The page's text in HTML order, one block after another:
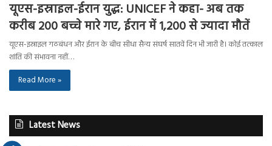
यूएस-इस्राइल-ईरान युद्ध: UNICEF ने कहा- अब तक
करीब 200 बच्चे मारे गए, ईरान में 1,200 से ज्यादा मौतें
यूएस-इस्राइल गठबंधन और ईरान के बीच सीधा सैन्य संघर्ष सातवें दिन भी जारी है। कोई तत्काल
शांति की संभावना नहीं…
Read More »
Latest News